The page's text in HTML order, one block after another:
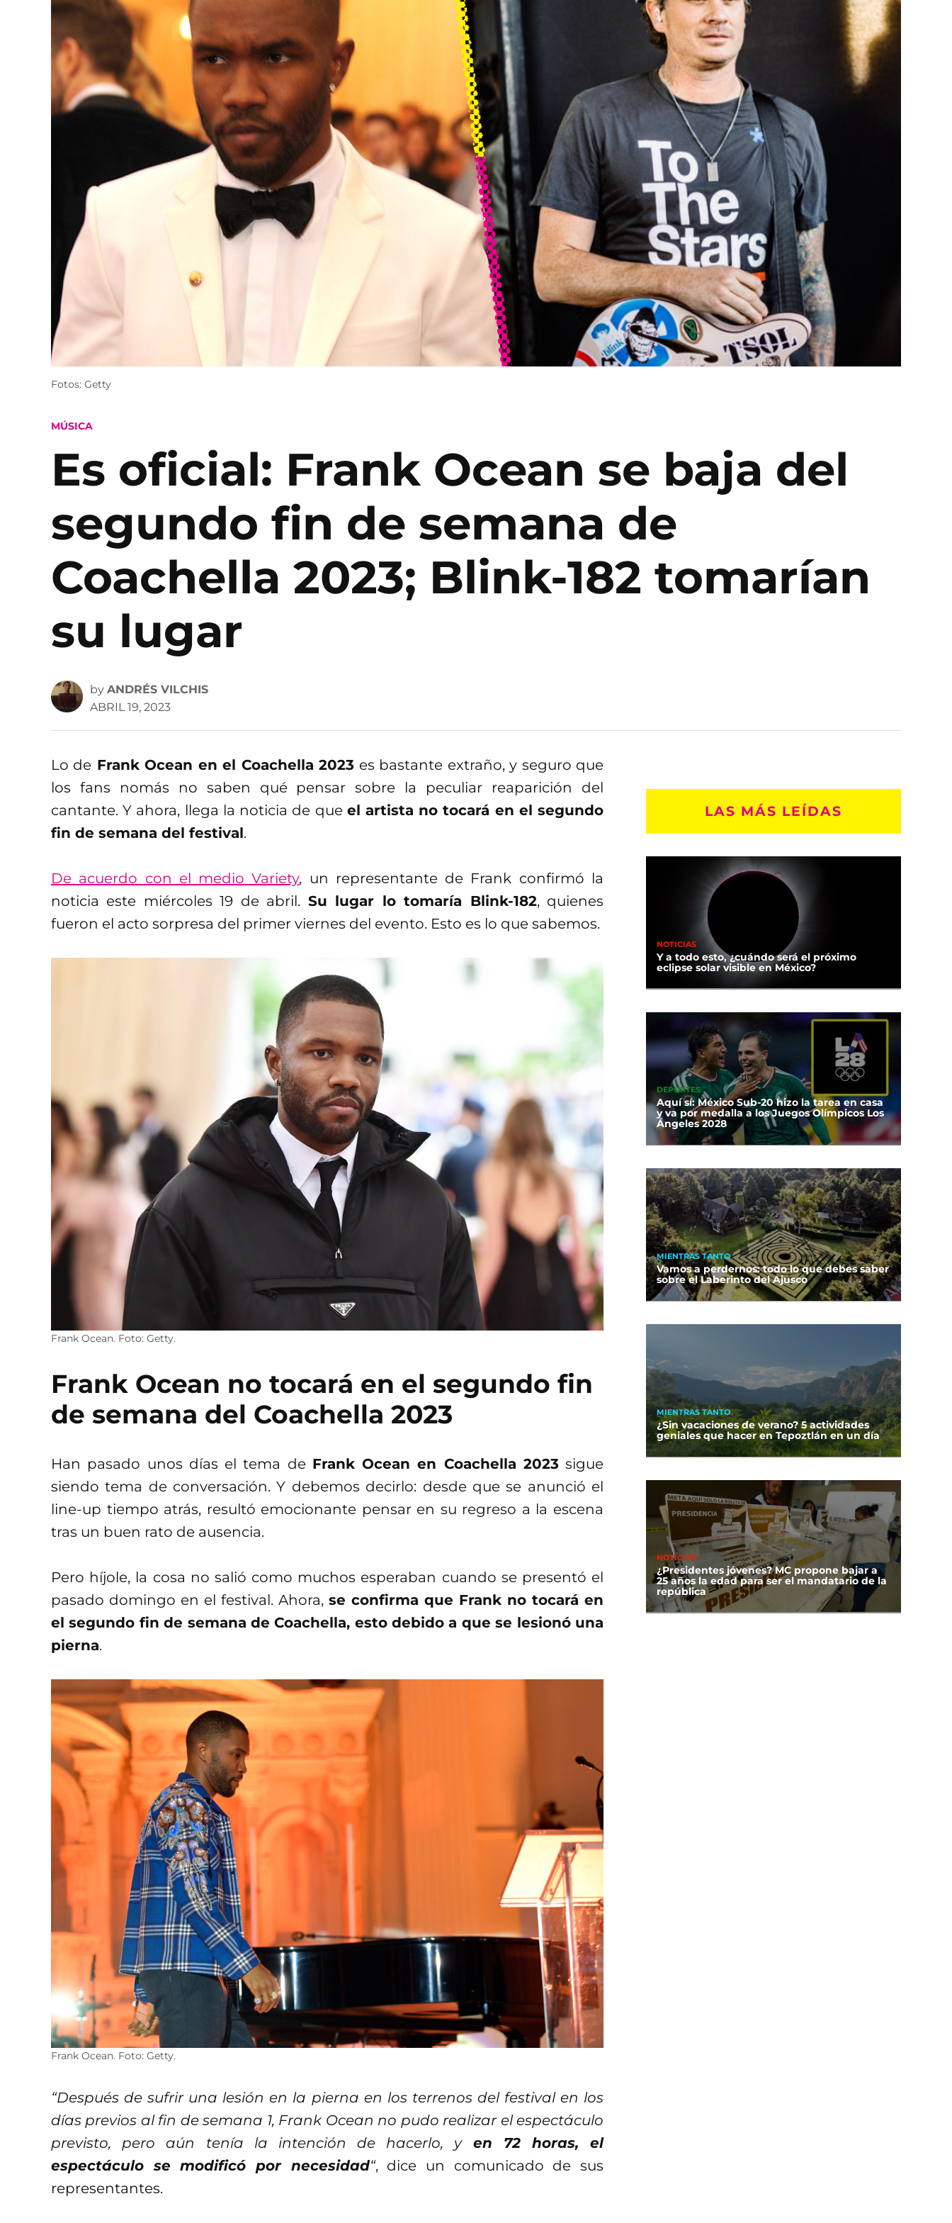
Fotos: Getty
POSTED
MÚSICA
Es oficial: Frank Ocean se baja del
segundo fin de semana de
Coachella 2023; Blink-182 tomarían
su lugar
by ANDRÉS VILCHIS
ABRIL 19, 2023
Lo de Frank Ocean en el Coachella 2023 es bastante extraño, y seguro que
los fans nomás no saben qué pensar sobre la peculiar reaparición del
cantante. Y ahora, llega la noticia de que el artista no tocará en el segundo
fin de semana del festival.
De acuerdo con el medio Variety, un representante de Frank confirmó la
noticia este miércoles 19 de abril. Su lugar lo tomaría Blink-182, quienes
fueron el acto sorpresa del primer viernes del evento. Esto es lo que sabemos.
Frank Ocean. Foto: Getty.
Frank Ocean no tocará en el segundo fin
de semana del Coachella 2023
Han pasado unos días el tema de Frank Ocean en Coachella 2023 sigue
siendo tema de conversación. Y debemos decirlo: desde que se anunció el
line-up tiempo atrás, resultó emocionante pensar en su regreso a la escena
tras un buen rato de ausencia.
Pero híjole, la cosa no salió como muchos esperaban cuando se presentó el
pasado domingo en el festival. Ahora, se confirma que Frank no tocará en
el segundo fin de semana de Coachella, esto debido a que se lesionó una
pierna.
Frank Ocean. Foto: Getty.
“Después de sufrir una lesión en la pierna en los terrenos del festival en los
días previos al fin de semana 1, Frank Ocean no pudo realizar el espectáculo
previsto, pero aún tenía la intención de hacerlo, y en 72 horas, el
espectáculo se modificó por necesidad“, dice un comunicado de sus
representantes.
LAS MÁS LEÍDAS
NOTICIAS
Y a todo esto, ¿cuándo será el próximo
eclipse solar visible en México?
DEPORTES
Aquí sí: México Sub-20 hizo la tarea en casa
y va por medalla a los Juegos Olímpicos Los
Ángeles 2028
MIENTRAS TANTO
Vamos a perdernos: todo lo que debes saber
sobre el Laberinto del Ajusco
MIENTRAS TANTO
¿Sin vacaciones de verano? 5 actividades
geniales que hacer en Tepoztlán en un día
NOTICIAS
¿Presidentes jóvenes? MC propone bajar a
25 años la edad para ser el mandatario de la
república